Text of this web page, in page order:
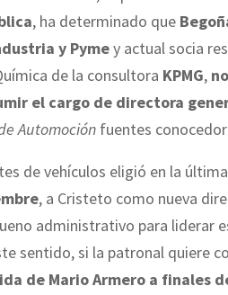
, ha determinado que
y Pymey actual socia
de la consultora KPMG,
el cargo de directora
Automoción fuentes
de vehículos eligió en la última
, a Cristeto como nueva
administrativo para liderar
sentido, si la patronal quiere
de Mario Armero a finales